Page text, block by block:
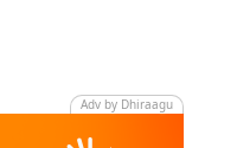
Adv by Dhiraagu